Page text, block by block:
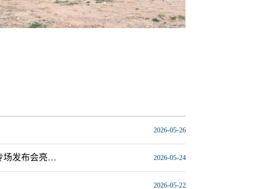
2026-05-26
花影霓裳绽芳华 时尚秀场展风采 我校轻工与纺织学院2026届毕业设计专场发布会亮相2026中国国际大学生时装周 2026-05-24
2026-05-22